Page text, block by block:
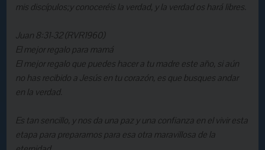
mis discípulos;y conoceréis la verdad, y la verdad os hará libres.
Juan 8:31-32 (RVR1960)
El mejor regalo para mamá
El mejor regalo que puedes hacer a tu madre este año, si aún
no has recibido a Jesús en tu corazón, es que busques andar
en la verdad.
Es tan sencillo, y nos da una paz y una confianza en el vivir esta
etapa para prepararnos para esa otra maravillosa de la